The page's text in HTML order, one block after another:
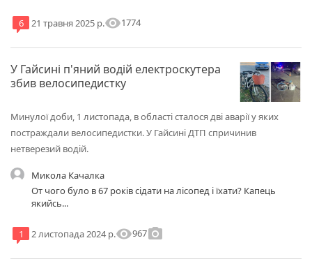
6
21 травня 2025 р.visibility1774
У Гайсині п'яний водій електроскутера
збив велосипедистку
Минулої доби, 1 листопада, в області сталося дві аварії у яких
постраждали велосипедистки. У Гайсині ДТП спричинив
нетверезий водій.
Микола Качалка
От чого було в 67 років сідати на лісопед і їхати? Капець
якийсь...
1 2 листопада 2024 р.visibility967photo_camera